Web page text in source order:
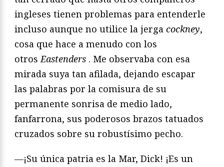
ingleses tienen problemas para entenderle
incluso aunque no utilice la jerga cockney,
cosa que hace a menudo con los
otros Eastenders . Me observaba con esa
mirada suya tan afilada, dejando escapar
las palabras por la comisura de su
permanente sonrisa de medio lado,
fanfarrona, sus poderosos brazos tatuados
cruzados sobre su robustísimo pecho.
—¡Su única patria es la Mar, Dick! ¡Es un